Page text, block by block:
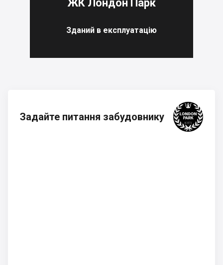
ЖК Лондон Парк
Зданий в експлуатацію
Задайте питання забудовнику